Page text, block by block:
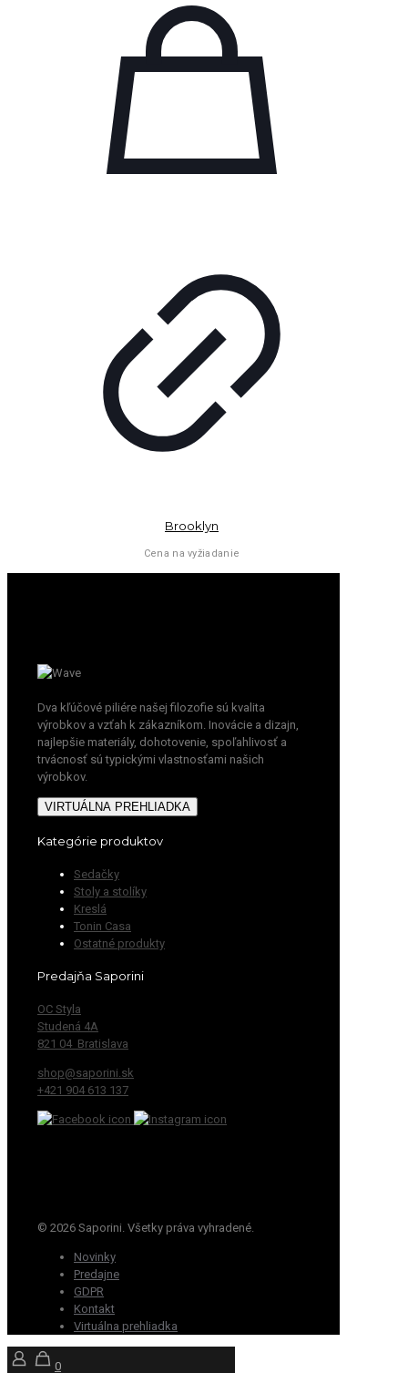
Brooklyn
Cena na vyžiadanie
Dva kľúčové piliére našej filozofie sú kvalita
výrobkov a vzťah k zákazníkom. Inovácie a dizajn,
najlepšie materiály, dohotovenie, spoľahlivosť a
trvácnosť sú typickými vlastnosťami našich
výrobkov.
VIRTUÁLNA PREHLIADKA
Kategórie produktov
Sedačky
Stoly a stolíky
Kreslá
Tonin Casa
Ostatné produkty
Predajňa Saporini
OC Styla
Studená 4A
821 04 Bratislava
shop@saporini.sk
+421 904 613 137
© 2026 Saporini. Všetky práva vyhradené.
Novinky
Predajne
GDPR
Kontakt
Virtuálna prehliadka
0